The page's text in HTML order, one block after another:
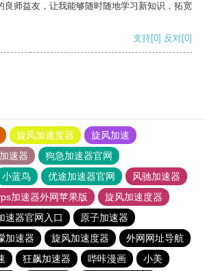
良师益友，让我能够随时随地学习新知识，拓宽
支持[0] 反对[0]
旋风加速度器
旋风加速
速器
狗急加速器官网
小蓝鸟 优途加速器官网
风驰加速器
加速器外网苹果版
旋风加速度器
速器官网入口
原子加速器
加速器 旋风加速度器
外网网址导航
狂飙加速器 哔咔漫画
小美